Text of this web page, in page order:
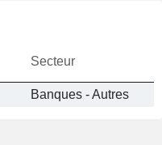
Secteur
Banques - Autres